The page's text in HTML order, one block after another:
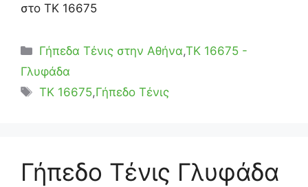
στο ΤΚ 16675
Κατηγορίες
Γήπεδα Τένις στην Αθήνα,ΤΚ 16675 -
Γλυφάδα
Ετικέτες
TK 16675,Γήπεδο Τένις
Γήπεδο Τένις Γλυφάδα